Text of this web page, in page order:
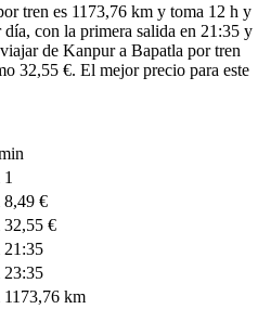
tren es 1173,76 km y toma 12 h y
con la primera salida en 21:35 y
de Kanpur a Bapatla por tren
32,55 €. El mejor precio para este
1
8,49 €
32,55 €
21:35
23:35
1173,76 km